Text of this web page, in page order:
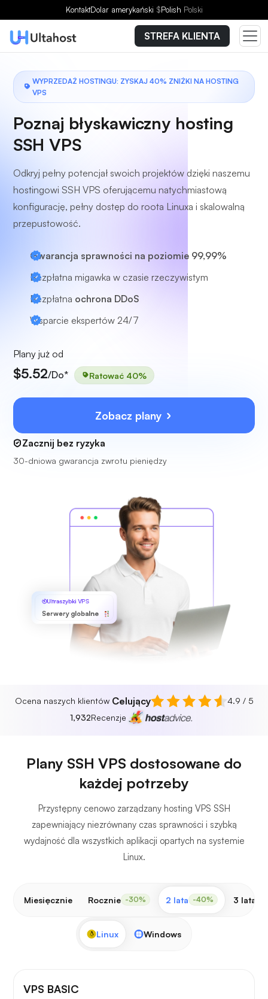
KontaktDolar amerykański $Polish Polski
STREFA KLIENTA
WYPRZEDAŻ HOSTINGU: ZYSKAJ 40% ZNIŻKI NA HOSTING
VPS
Poznaj błyskawiczny hosting
SSH VPS
Odkryj pełny potencjał swoich projektów dzięki naszemu
hostingowi SSH VPS oferującemu natychmiastową
konfigurację, pełny dostęp do roota Linuxa i skalowalną
przepustowość.
Gwarancja sprawności na poziomie 99,99%
Bezpłatna migawka w czasie rzeczywistym
Bezpłatna ochrona DDoS
Wsparcie ekspertów 24/7
Plany już od
$5.52/Do* Ratować 40%
Zobacz plany
Zacznij bez ryzyka
30-dniowa gwarancja zwrotu pieniędzy
Ultraszybki VPS
Serwery globalne
Ocena naszych klientów Celujący
4.9 / 5
1,932Recenzje
Plany SSH VPS dostosowane do
każdej potrzeby
Przystępny cenowo zarządzany hosting VPS SSH
zapewniający niezrównany czas sprawności i szybką
wydajność dla wszystkich aplikacji opartych na systemie
Linux.
Miesięcznie Rocznie -30% 2 lata -40% 3 lata
Linux Windows
VPS BASIC